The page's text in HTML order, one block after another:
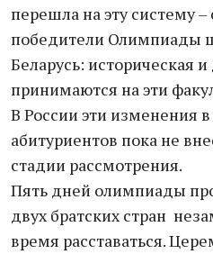
перешла на эту систему –
победители Олимпиады
Беларусь: историческая
принимаются на эти
В России эти изменения
абитуриентов пока не
стадии рассмотрения.
Пять дней олимпиады
двух братских стран
время расставаться.